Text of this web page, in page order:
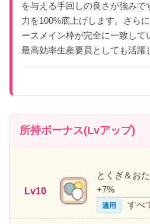
を与える手回しの良さが強み
力を100%底上げします。さら
ースメイン枠が完全に一致して
最高効率生産要員としても活躍
所持ボーナス(Lvアップ)
Lv10
とくぎ＆お
+7%
適用 すべ